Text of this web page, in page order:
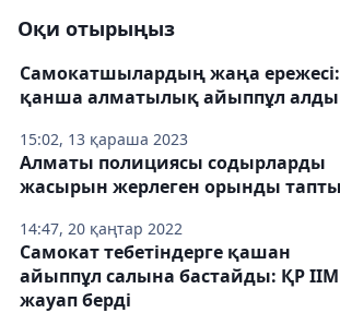
Оқи отырыңыз
15:02, 13 қараша 2023
Самокатшылардың жаңа ережесі:
қанша алматылық айыппұл алды
14:47, 20 қаңтар 2022
Алматы полициясы содырларды
жасырын жерлеген орынды тапты
Самокат тебетіндерге қашан
айыппұл салына бастайды: ҚР ІІМ
жауап берді